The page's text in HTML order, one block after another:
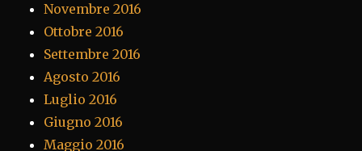
Novembre 2016
Ottobre 2016
Settembre 2016
Agosto 2016
Luglio 2016
Giugno 2016
Maggio 2016